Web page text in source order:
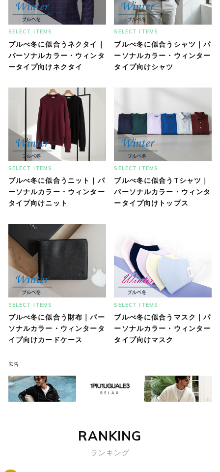
SELECT ITEMS
ブルべ冬に似合うネクタイ｜
パーソナルカラー・ウィンタ
ータイプ向けネクタイ
SELECT ITEMS
ブルべ冬に似合うシャツ｜パ
ーソナルカラー・ウィンター
タイプ向けシャツ
SELECT ITEMS
ブルべ冬に似合うニット｜パ
ーソナルカラー・ウィンター
タイプ向けニット
SELECT ITEMS
ブルべ冬に似合うTシャツ｜
パーソナルカラー・ウィンタ
ータイプ向けトップス
SELECT ITEMS
ブルべ冬に似合う財布｜パー
ソナルカラー・ウィンタータ
イプ向けカードケース
SELECT ITEMS
ブルべ冬に似合うマスク｜パ
ーソナルカラー・ウィンター
タイプ向けマスク
広告
RANKING
ランキング